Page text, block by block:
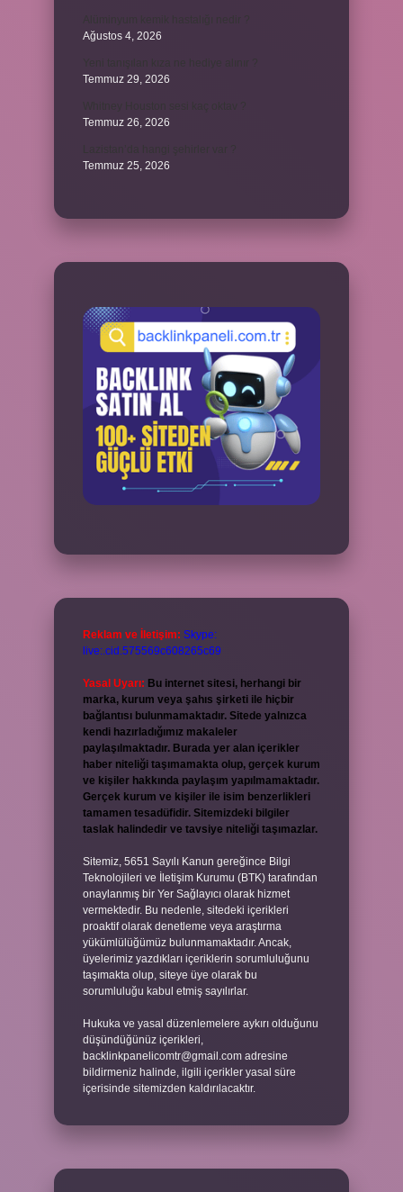
Ağustos 4, 2026
Temmuz 29, 2026
Temmuz 26, 2026
Temmuz 25, 2026
Reklam ve İletişim: Skype:
live:.cid.575569c608265c69
Yasal Uyarı: Bu internet sitesi, herhangi bir
marka, kurum veya şahıs şirketi ile hiçbir
bağlantısı bulunmamaktadır. Sitede yalnızca
kendi hazırladığımız makaleler
paylaşılmaktadır. Burada yer alan içerikler
haber niteliği taşımamakta olup, gerçek kurum
ve kişiler hakkında paylaşım yapılmamaktadır.
Gerçek kurum ve kişiler ile isim benzerlikleri
tamamen tesadüfidir. Sitemizdeki bilgiler
taslak halindedir ve tavsiye niteliği taşımazlar.
Sitemiz, 5651 Sayılı Kanun gereğince Bilgi
Teknolojileri ve İletişim Kurumu (BTK) tarafından
onaylanmış bir Yer Sağlayıcı olarak hizmet
vermektedir. Bu nedenle, sitedeki içerikleri
proaktif olarak denetleme veya araştırma
yükümlülüğümüz bulunmamaktadır. Ancak,
üyelerimiz yazdıkları içeriklerin sorumluluğunu
taşımakta olup, siteye üye olarak bu
sorumluluğu kabul etmiş sayılırlar.
Hukuka ve yasal düzenlemelere aykırı olduğunu
düşündüğünüz içerikleri,
backlinkpanelicomtr@gmail.com adresine
bildirmeniz halinde, ilgili içerikler yasal süre
içerisinde sitemizden kaldırılacaktır.